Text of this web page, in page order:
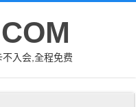
入会,全程免费